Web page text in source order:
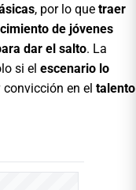
, por lo que traer
de jóvenes
dar el salto. La
si el escenario lo
en el talento